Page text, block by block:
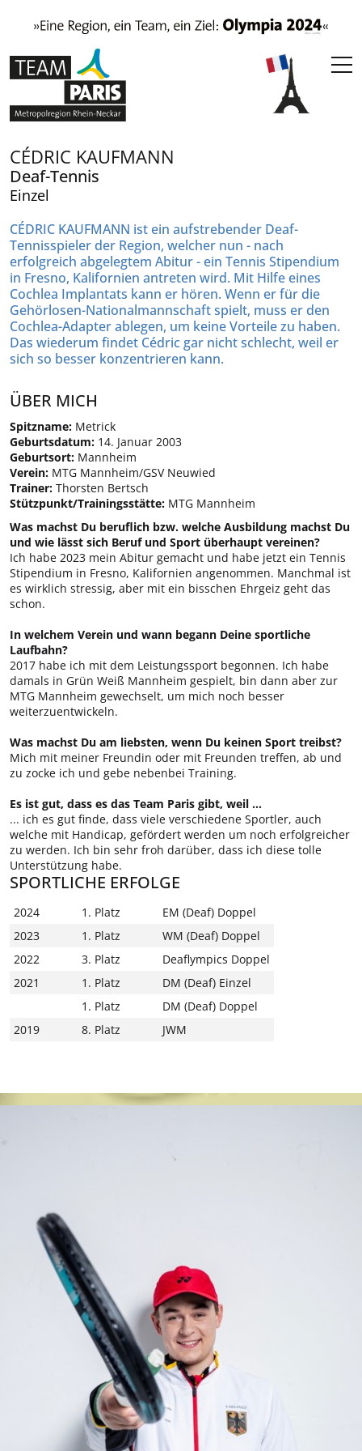
CÉDRIC KAUFMANN
Deaf-Tennis
Einzel
CÉDRIC KAUFMANN ist ein aufstrebender Deaf-
Tennisspieler der Region, welcher nun - nach
erfolgreich abgelegtem Abitur - ein Tennis Stipendium
in Fresno, Kalifornien antreten wird. Mit Hilfe eines
Cochlea Implantats kann er hören. Wenn er für die
Gehörlosen-Nationalmannschaft spielt, muss er den
Cochlea-Adapter ablegen, um keine Vorteile zu haben.
Das wiederum findet Cédric gar nicht schlecht, weil er
sich so besser konzentrieren kann.
ÜBER MICH
Spitzname: Metrick
Geburtsdatum: 14. Januar 2003
Geburtsort: Mannheim
Verein: MTG Mannheim/GSV Neuwied
Trainer: Thorsten Bertsch
Stützpunkt/Trainingsstätte: MTG Mannheim
Was machst Du beruflich bzw. welche Ausbildung machst Du
und wie lässt sich Beruf und Sport überhaupt vereinen?
Ich habe 2023 mein Abitur gemacht und habe jetzt ein Tennis
Stipendium in Fresno, Kalifornien angenommen. Manchmal ist
es wirklich stressig, aber mit ein bisschen Ehrgeiz geht das
schon.
In welchem Verein und wann begann Deine sportliche
Laufbahn?
2017 habe ich mit dem Leistungssport begonnen. Ich habe
damals in Grün Weiß Mannheim gespielt, bin dann aber zur
MTG Mannheim gewechselt, um mich noch besser
weiterzuentwickeln.
Was machst Du am liebsten, wenn Du keinen Sport treibst?
Mich mit meiner Freundin oder mit Freunden treffen, ab und
zu zocke ich und gebe nebenbei Training.
Es ist gut, dass es das Team Paris gibt, weil …
... ich es gut finde, dass viele verschiedene Sportler, auch
welche mit Handicap, gefördert werden um noch erfolgreicher
zu werden. Ich bin sehr froh darüber, dass ich diese tolle
Unterstützung habe.
SPORTLICHE ERFOLGE
2024 1. Platz
EM (Deaf) Doppel
2023
1. Platz
WM (Deaf) Doppel
2022
3. Platz
Deaflympics Doppel
2021
1. Platz
DM (Deaf) Einzel
1. Platz
DM (Deaf) Doppel
2019
8. Platz JWM